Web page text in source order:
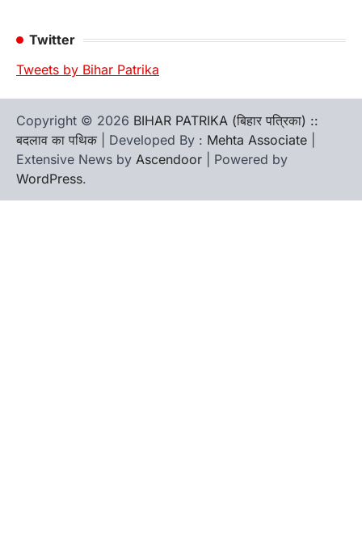
Twitter
Tweets by Bihar Patrika
Copyright © 2026 BIHAR PATRIKA (बिहार पत्रिका) ::
बदलाव का पथिक | Developed By : Mehta Associate
Extensive News by Ascendoor | Powered by
WordPress.